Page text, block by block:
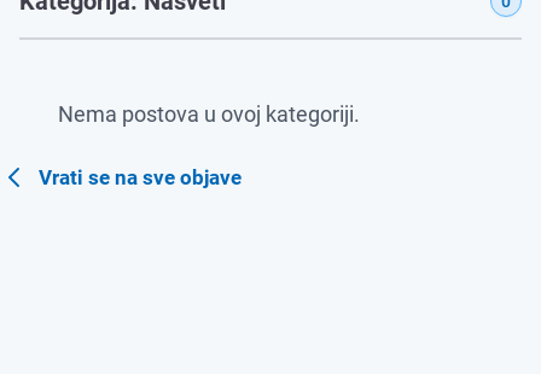
Nema postova u ovoj kategoriji.
Vrati se na sve objave